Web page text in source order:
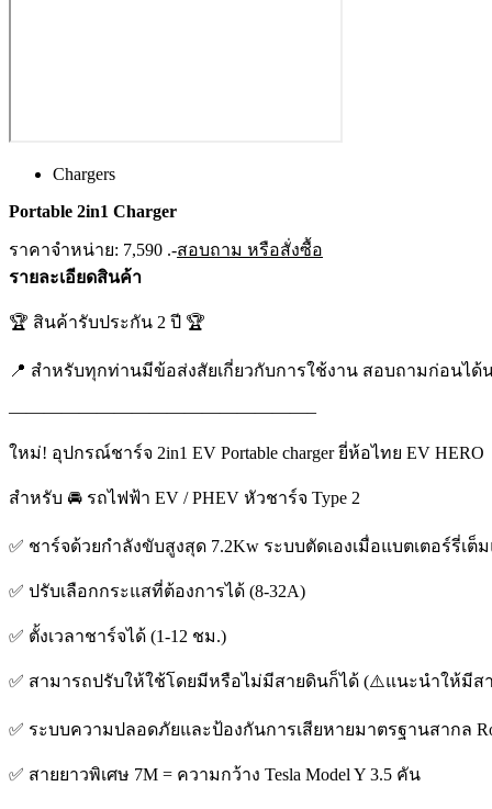
Chargers
Portable 2in1 Charger
ราคาจำหน่าย: 7,590 .-สอบถาม หรือสั่งซื้อ
รายละเอียดสินค้า
🏆 สินค้ารับประกัน 2 ปี 🏆
📍 สำหรับทุกท่านมีข้อส่งสัยเกี่ยวกับการใช้งาน สอบถามก่อนได้
—————————————————–
ใหม่! อุปกรณ์ชาร์จ 2in1 EV Portable charger ยี่ห้อไทย EV HERO
สำหรับ 🚘 รถไฟฟ้า EV / PHEV หัวชาร์จ Type 2
✅ ชาร์จด้วยกำลังขับสูงสุด 7.2Kw ระบบตัดเองเมื่อแบตเตอร์รี่เต็
✅ ปรับเลือกกระแสที่ต้องการได้ (8-32A)
✅ ตั้งเวลาชาร์จได้ (1-12 ชม.)
✅ สามารถปรับให้ใช้โดยมีหรือไม่มีสายดินก็ได้ (⚠️แนะนำให้มีส
✅ ระบบความปลอดภัยและป้องกันการเสียหายมาตรฐานสากล
✅ สายยาวพิเศษ 7M = ความกว้าง Tesla Model Y 3.5 คัน